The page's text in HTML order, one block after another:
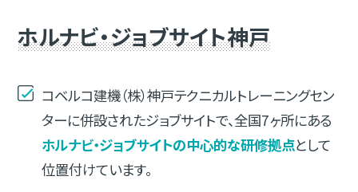
ホルナビ・ジョブサイト神戸
コベルコ建機（株）神戸テクニカルトレーニングセン
ターに併設されたジョブサイトで、全国7ヶ所にある
ホルナビ・ジョブサイトの中心的な研修拠点として
位置付けています。